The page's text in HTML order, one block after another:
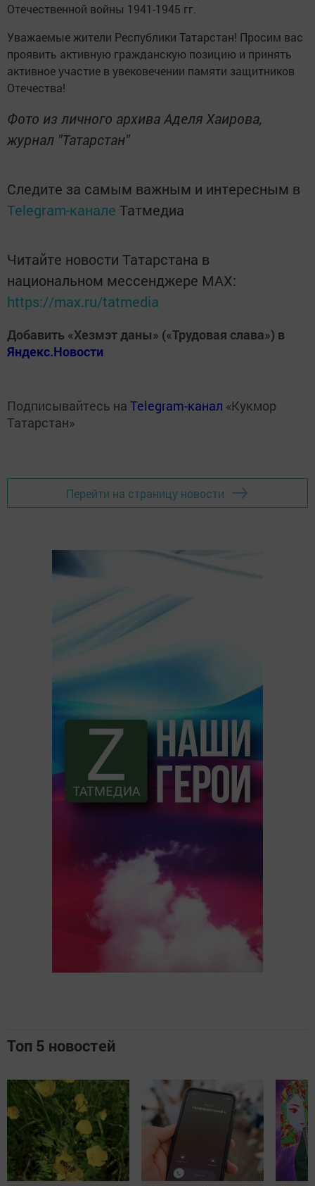
Отечественной войны 1941-1945 гг.
Уважаемые жители Республики Татарстан! Просим вас
проявить активную гражданскую позицию и принять
активное участие в увековечении памяти защитников
Отечества!
Фото из личного архива Аделя Хаирова,
журнал "Татарстан"
Следите за самым важным и интересным в
Telegram-канале Татмедиа
Читайте новости Татарстана в
национальном мессенджере MАХ:
https://max.ru/tatmedia
Добавить «Хезмэт даны» («Трудовая слава») в
Яндекс.Новости
Подписывайтесь на Telegram-канал «Кукмор
Татарстан»
Перейти на страницу новости
Топ 5 новостей